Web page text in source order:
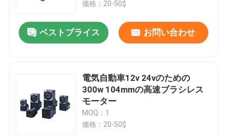
価格：20-50$
ベストプライス お問い合わせ
電気自動車12v 24vのための
300w 104mmの高速ブラシレス
モーター
MOQ：1
価格：20-50$